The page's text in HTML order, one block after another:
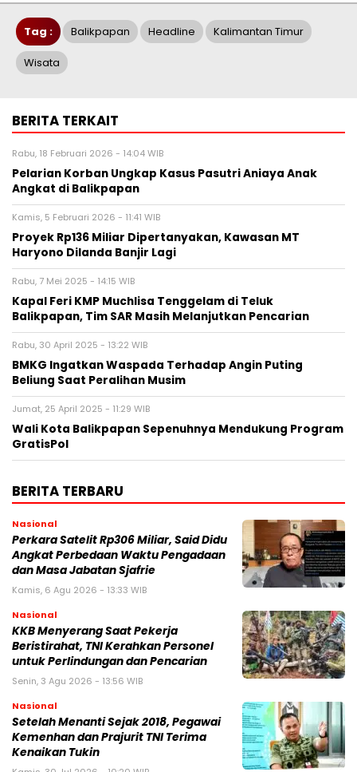
Tag : Balikpapan Headline Kalimantan Timur
Wisata
BERITA TERKAIT
Rabu, 18 Februari 2026 - 14:04 WIB
Pelarian Korban Ungkap Kasus Pasutri Aniaya Anak
Angkat di Balikpapan
Kamis, 5 Februari 2026 - 11:41 WIB
Proyek Rp136 Miliar Dipertanyakan, Kawasan MT
Haryono Dilanda Banjir Lagi
Rabu, 7 Mei 2025 - 14:15 WIB
Kapal Feri KMP Muchlisa Tenggelam di Teluk
Balikpapan, Tim SAR Masih Melanjutkan Pencarian
Rabu, 30 April 2025 - 13:22 WIB
BMKG Ingatkan Waspada Terhadap Angin Puting
Beliung Saat Peralihan Musim
Jumat, 25 April 2025 - 11:29 WIB
Wali Kota Balikpapan Sepenuhnya Mendukung Program
GratisPol
BERITA TERBARU
Nasional
Perkara Satelit Rp306 Miliar, Said Didu
Angkat Perbedaan Waktu Pengadaan
dan Masa Jabatan Sjafrie
Kamis, 6 Agu 2026 - 13:33 WIB
Nasional
KKB Menyerang Saat Pekerja
Beristirahat, TNI Kerahkan Personel
untuk Perlindungan dan Pencarian
Senin, 3 Agu 2026 - 13:56 WIB
Nasional
Setelah Menanti Sejak 2018, Pegawai
Kemenhan dan Prajurit TNI Terima
Kenaikan Tukin